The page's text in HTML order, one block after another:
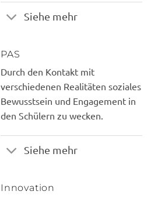
Siehe mehr
PAS
Durch den Kontakt mit
verschiedenen Realitäten soziales
Bewusstsein und Engagement in
den Schülern zu wecken.
Siehe mehr
Innovation